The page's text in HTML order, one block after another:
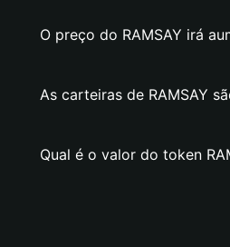
O preço do RAMSAY irá
As carteiras de RAMSAY
Qual é o valor do token